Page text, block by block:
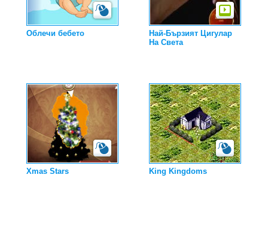
Облечи бебето
Най-Бързият Цигулар
На Света
Xmas Stars King Kingdoms